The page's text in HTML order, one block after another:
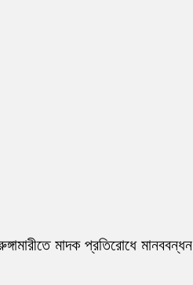
মাদক প্রতিরোধে মানববন্ধন